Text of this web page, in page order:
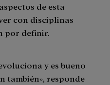
de esta
con disciplinas
por definir.
y es bueno
también», responde